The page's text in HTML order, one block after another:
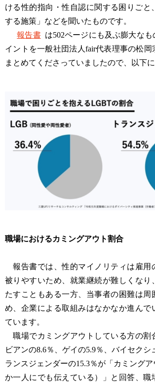
ける性的指向・性自認に関する困りごと
する施策」などを聞いたものです。
報告書 は502ページにも及ぶ膨大な
イントを一般社団法人fair代表理事の松岡
まとめてくださっていましたので、以下に
職場におけるカミングアウト割合
報告書では、性的マイノリティは雇用
被りやすいため、就業継続が難しくなり
たすこともある一方、当事者の困難は周
め、企業による取組みはなかなか進んで
ています。
職場でカミングアウトしている方の割
ビアンの8.6％、ゲイの5.9％、バイセクシ
ランスジェンダーの15.3％が「カミング
か一人にでも伝えている）」と回答、職